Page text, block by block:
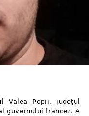
Valea Popii, județul
guvernului francez. A